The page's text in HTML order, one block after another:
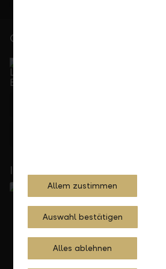
Gerne für Sie da
In Ihrer Nähe
Allem zustimmen
Auswahl bestätigen
Alles ablehnen